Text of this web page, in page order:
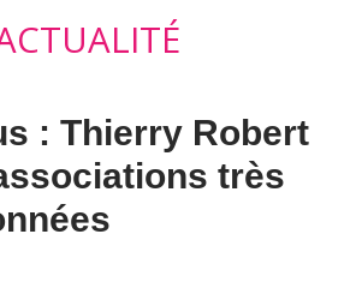
: Thierry Robert
très